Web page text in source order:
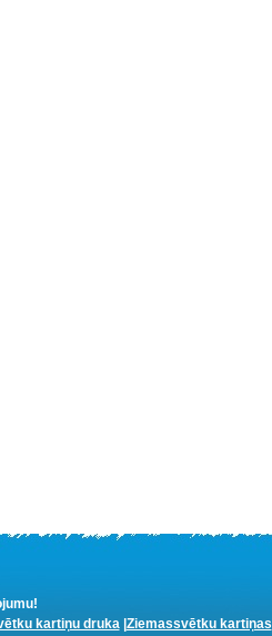
kartiņu druka| Ziemassvētku kartiņas